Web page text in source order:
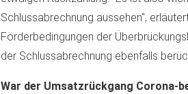
Schlussabrechnung aussehen",
Förderbedingungen der
der Schlussabrechnung ebenfalls
War der Umsatzrückgang Corona-